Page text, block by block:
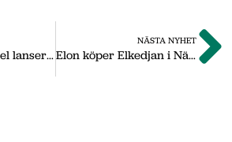
Nässjö Bokhandel lanserar webbshop
NÄSTA NYHET
Elon köper Elkedjan i Nässjö